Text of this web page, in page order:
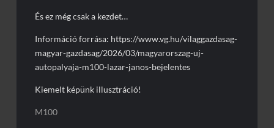
És ez még csak a kezdet…
Információ forrása: https://www.vg.hu/vilaggazdasag-
magyar-gazdasag/2026/03/magyarorszag-uj-
autopalyaja-m100-lazar-janos-bejelentes
Kiemelt képünk illusztráció!
M100